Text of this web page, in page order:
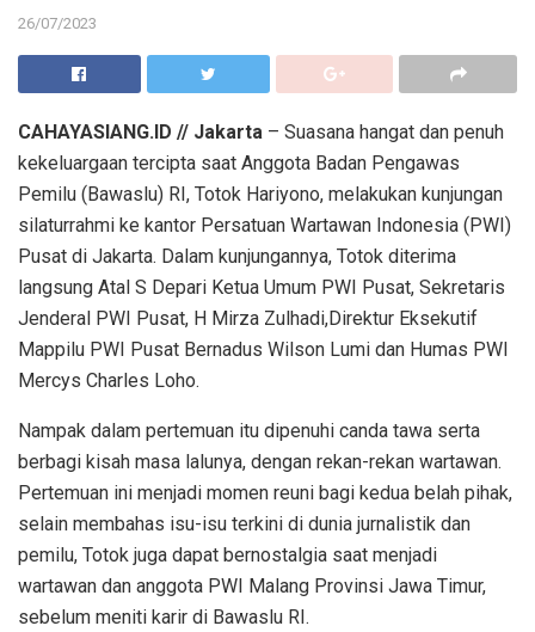
26/07/2023
CAHAYASIANG.ID // Jakarta – Suasana hangat dan penuh
kekeluargaan tercipta saat Anggota Badan Pengawas
Pemilu (Bawaslu) RI, Totok Hariyono, melakukan kunjungan
silaturrahmi ke kantor Persatuan Wartawan Indonesia (PWI)
Pusat di Jakarta. Dalam kunjungannya, Totok diterima
langsung Atal S Depari Ketua Umum PWI Pusat, Sekretaris
Jenderal PWI Pusat, H Mirza Zulhadi,Direktur Eksekutif
Mappilu PWI Pusat Bernadus Wilson Lumi dan Humas PWI
Mercys Charles Loho.
Nampak dalam pertemuan itu dipenuhi canda tawa serta
berbagi kisah masa lalunya, dengan rekan-rekan wartawan.
Pertemuan ini menjadi momen reuni bagi kedua belah pihak,
selain membahas isu-isu terkini di dunia jurnalistik dan
pemilu, Totok juga dapat bernostalgia saat menjadi
wartawan dan anggota PWI Malang Provinsi Jawa Timur,
sebelum meniti karir di Bawaslu RI.